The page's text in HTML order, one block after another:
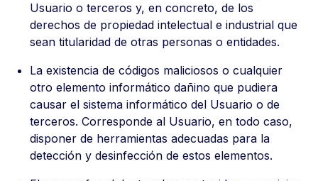
Usuario o terceros y, en concreto, de los
derechos de propiedad intelectual e industrial que
sean titularidad de otras personas o entidades.
La existencia de códigos maliciosos o cualquier
otro elemento informático dañino que pudiera
causar el sistema informático del Usuario o de
terceros. Corresponde al Usuario, en todo caso,
disponer de herramientas adecuadas para la
detección y desinfección de estos elementos.